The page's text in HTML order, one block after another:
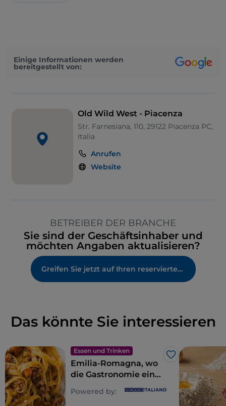
Einige Informationen werden
bereitgestellt von:
Old Wild West - Piacenza
Str. Farnesiana, 110, 29122 Piacenza PC,
Italia
Anrufen
Website
BETREIBER DER BRANCHE
Sie sind der Geschäftsinhaber und
möchten Angaben aktualisieren?
Greifen Sie jetzt auf Ihren reservierten Bereich zu
Das könnte Sie interessieren
Essen und Trinken
Like
Emilia-Romagna, wo
die Gastronomie ein
Reich der Sinne ist
Powered by: